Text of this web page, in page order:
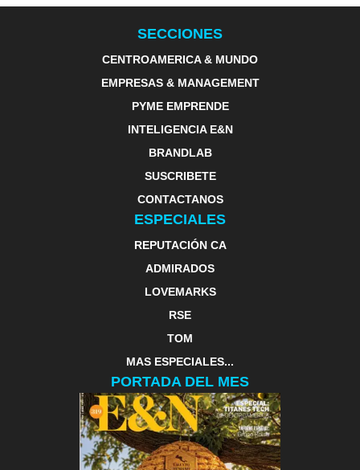
SECCIONES
CENTROAMERICA & MUNDO
EMPRESAS & MANAGEMENT
PYME EMPRENDE
INTELIGENCIA E&N
BRANDLAB
SUSCRIBETE
CONTACTANOS
ESPECIALES
REPUTACIÓN CA
ADMIRADOS
LOVEMARKS
RSE
TOM
MAS ESPECIALES...
PORTADA DEL MES